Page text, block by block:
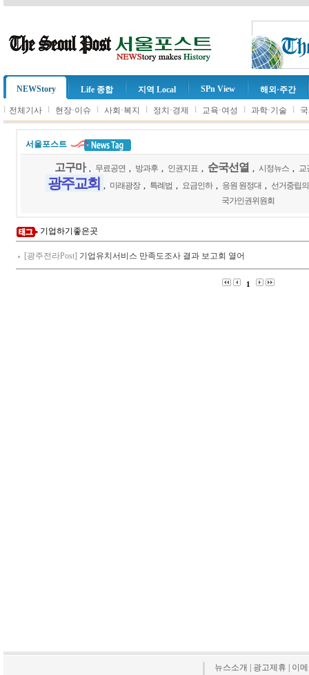
NEWStory Life 종합 지역 Local SPn View 해외·주간
l 전체기사 l 현장·이슈 l 사회·복지 l 정치·경제 l 교육·여성 l 과학·기술 l
서울포스트
고구마 무료공연 방과후 인권지표 순국선열 시정뉴스 교
광주교회 미래광장 특례법 요금인하 응원 원정대
선거중립
국가인권위원회
기업하기좋은곳
[광주전라Post] 기업유치서비스 만족도조사 결과 보고회 열어
1
뉴스소개 광고제휴 이